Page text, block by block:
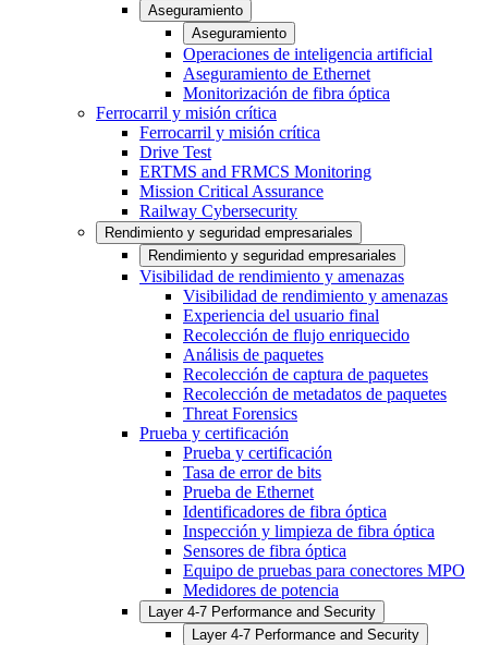
Aseguramiento
Aseguramiento
Operaciones de inteligencia artificial
Aseguramiento de Ethernet
Monitorización de fibra óptica
Ferrocarril y misión crítica
Ferrocarril y misión crítica
Drive Test
ERTMS and FRMCS Monitoring
Mission Critical Assurance
Railway Cybersecurity
Rendimiento y seguridad empresariales
Rendimiento y seguridad empresariales
Visibilidad de rendimiento y amenazas
Visibilidad de rendimiento y amenazas
Experiencia del usuario final
Recolección de flujo enriquecido
Análisis de paquetes
Recolección de captura de paquetes
Recolección de metadatos de paquetes
Threat Forensics
Prueba y certificación
Prueba y certificación
Tasa de error de bits
Prueba de Ethernet
Identificadores de fibra óptica
Inspección y limpieza de fibra óptica
Sensores de fibra óptica
Equipo de pruebas para conectores MPO
Medidores de potencia
Layer 4-7 Performance and Security
Layer 4-7 Performance and Security